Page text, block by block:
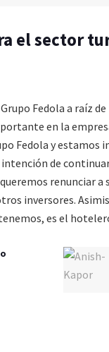
el sector
Fedola a raíz
en la
Fedola y estamos
de
renunciar
inversores.
es el